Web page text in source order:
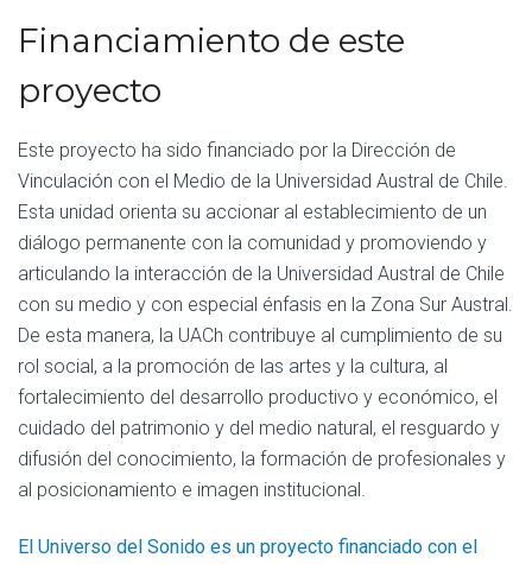
Financiamiento de este
proyecto
Este proyecto ha sido financiado por la Dirección de
Vinculación con el Medio de la Universidad Austral de Chile.
Esta unidad orienta su accionar al establecimiento de un
diálogo permanente con la comunidad y promoviendo y
articulando la interacción de la Universidad Austral de Chile
con su medio y con especial énfasis en la Zona Sur Austral.
De esta manera, la UACh contribuye al cumplimiento de su
rol social, a la promoción de las artes y la cultura, al
fortalecimiento del desarrollo productivo y económico, el
cuidado del patrimonio y del medio natural, el resguardo y
difusión del conocimiento, la formación de profesionales y
al posicionamiento e imagen institucional.
El Universo del Sonido es un proyecto financiado con el